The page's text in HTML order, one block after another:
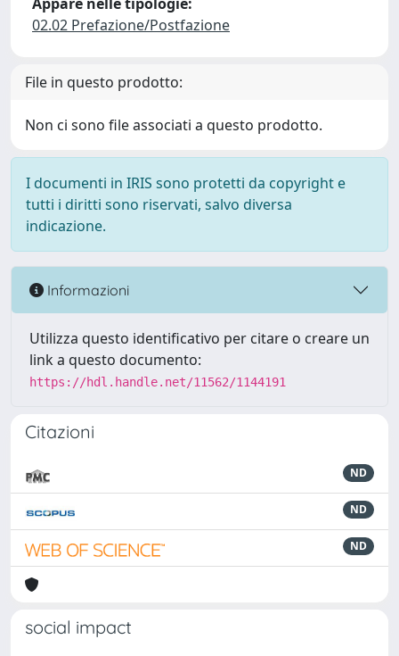
02.02 Prefazione/Postfazione
File in questo prodotto:
Non ci sono file associati a questo prodotto.
I documenti in IRIS sono protetti da copyright e
tutti i diritti sono riservati, salvo diversa
indicazione.
Informazioni
Utilizza questo identificativo per citare o creare un
link a questo documento:
https://hdl.handle.net/11562/1144191
Citazioni
ND
ND
ND
social impact